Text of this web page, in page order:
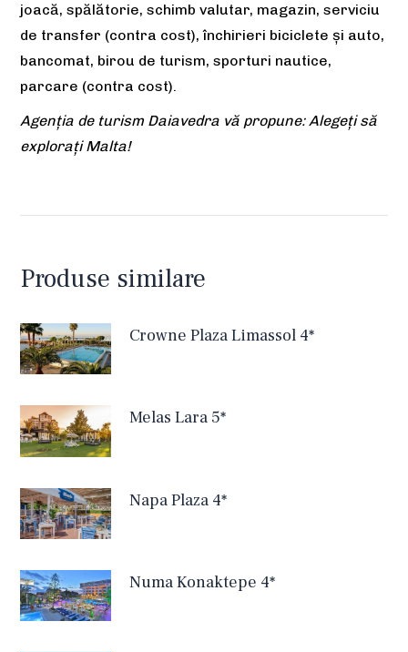
joacă, spălătorie, schimb valutar, magazin, serviciu
de transfer (contra cost), închirieri biciclete și auto,
bancomat, birou de turism, sporturi nautice,
parcare (contra cost).
Agenția de turism Daiavedra vă propune: Alegeți să
explorați Malta!
Produse similare
Crowne Plaza Limassol 4*
Melas Lara 5*
Napa Plaza 4*
Numa Konaktepe 4*